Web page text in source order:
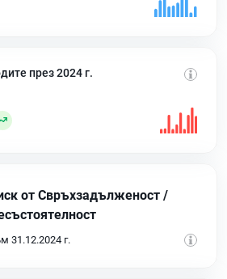
през 2024 г.
от Свръхзадълженост /
31.12.2024 г.